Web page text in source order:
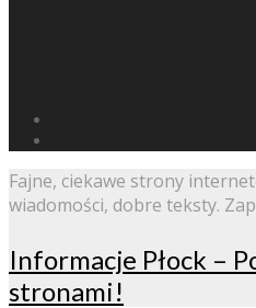
Fajne, ciekawe strony
wiadomości, dobre teksty.
Informacje Płock –
stronami!